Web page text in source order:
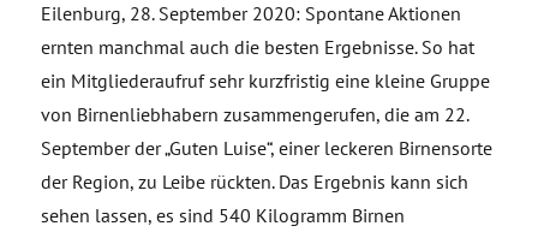
Eilenburg, 28. September 2020: Spontane Aktionen
ernten manchmal auch die besten Ergebnisse. So hat
ein Mitgliederaufruf sehr kurzfristig eine kleine Gruppe
von Birnenliebhabern zusammengerufen, die am 22.
September der „Guten Luise“, einer leckeren Birnensorte
der Region, zu Leibe rückten. Das Ergebnis kann sich
sehen lassen, es sind 540 Kilogramm Birnen